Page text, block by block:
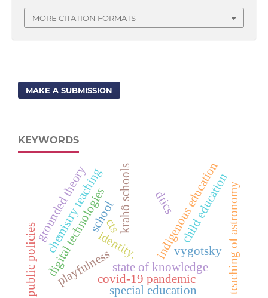
MORE CITATION FORMATS
MAKE A SUBMISSION
KEYWORDS
indigenous education
krahô schools
identity.
state of knowledge
school
digital technologies child education
chemistry teaching vygotsky
cts
grounded theory
covid-19 pandemic
playfulness
special education
public policies teaching of astronomy
dtics